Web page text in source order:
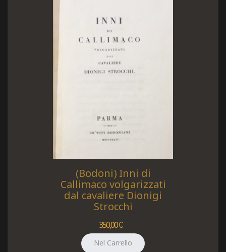
(Bodoni) Inni di
Callimaco volgarizzati
dal cavaliere Dionigi
Strocchi
350,00 €